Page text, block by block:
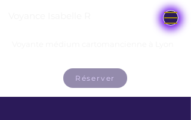
Réserver